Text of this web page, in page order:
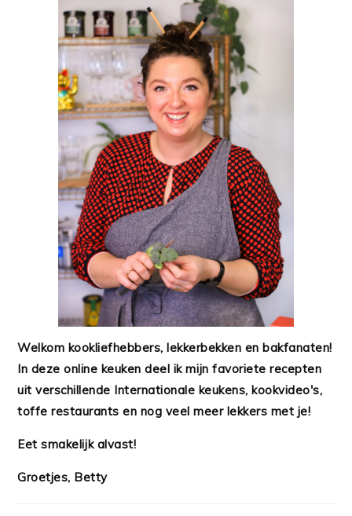
Welkom kookliefhebbers, lekkerbekken en bakfanaten!
In deze online keuken deel ik mijn favoriete recepten
uit verschillende Internationale keukens, kookvideo's,
toffe restaurants en nog veel meer lekkers met je!
Eet smakelijk alvast!
Groetjes, Betty